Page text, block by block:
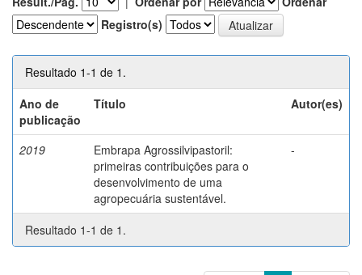
Registro(s)
Resultado 1-1 de 1.
Ano de
publicação
Título Autor(es)
2019
Embrapa Agrossilvipastoril:
primeiras contribuições para o
desenvolvimento de uma
agropecuária sustentável.
-
Resultado 1-1 de 1.